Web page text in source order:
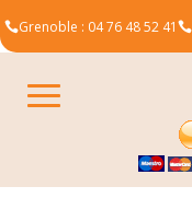
Grenoble : 04 76 48 52 41 